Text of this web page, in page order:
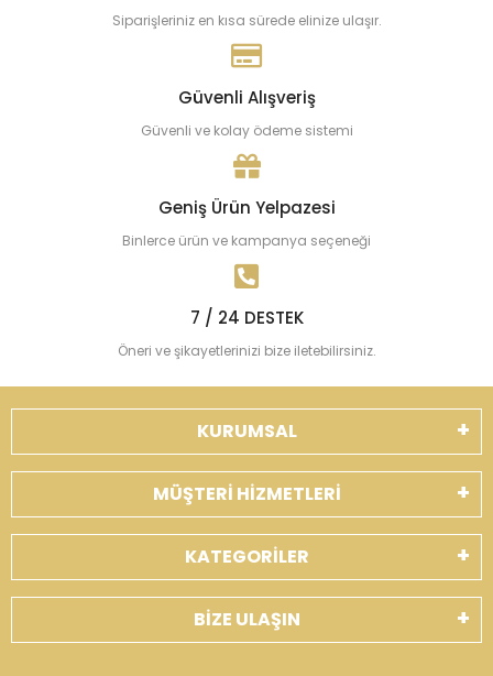
Siparişleriniz en kısa sürede elinize ulaşır.
Güvenli Alışveriş
Güvenli ve kolay ödeme sistemi
Geniş Ürün Yelpazesi
Binlerce ürün ve kampanya seçeneği
7 / 24 DESTEK
Öneri ve şikayetlerinizi bize iletebilirsiniz.
KURUMSAL
MÜŞTERİ HİZMETLERİ
KATEGORİLER
BİZE ULAŞIN